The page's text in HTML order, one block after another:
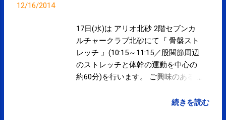
クマフィジカルコンディショニング
(@SPCstyle) - Twilog To stop
receiving these emails, you may
unsubscribe now . Email delivery
powered by Google Google Inc., 1600
View, CA 94043, United States
12/16/2014
17日(水)は アリオ北砂 2階セブンカ
ルチャークラブ北砂にて『 骨盤スト
レッチ 』(10:15～11:15／股関節周辺
のストレッチと体幹の運動を中心の
約60分)を行います。 ご興味のある
の ホームページ にてご確認下さい。
続きを読む